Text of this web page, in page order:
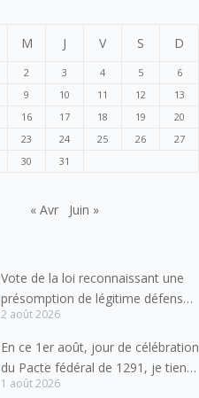
M J V S D
2 3 4 5
6
9 10 11 12
13
16 17 18 19
20
23 24 25 26
27
30 31
« Avr Juin »
Vote de la loi reconnaissant une
présomption de légitime défense
pour les forces de l’ordre
2 août 2026
En ce 1er août, jour de célébration
du Pacte fédéral de 1291, je tiens
à adresser mes meilleures
1 août 2026